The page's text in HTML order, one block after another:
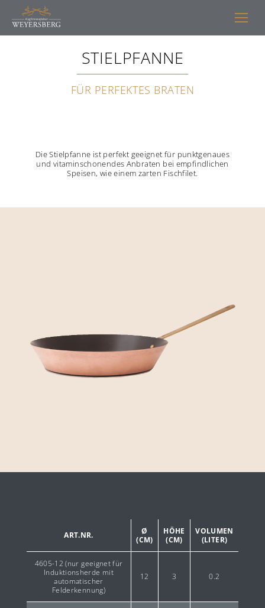
STIELPFANNE
FÜR PERFEKTES BRATEN
Die Stielpfanne ist perfekt geeignet für punktgenaues
und vitaminschonendes Anbraten bei empfindlichen
Speisen, wie einem zarten Fischfilet.
ART.NR.
Ø
(CM)
HÖHE
(CM)
VOLUMEN
(LITER)
4605-12 (nur geeignet für
Induktionsherde mit
automatischer
Felderkennung)
12 3 0.2